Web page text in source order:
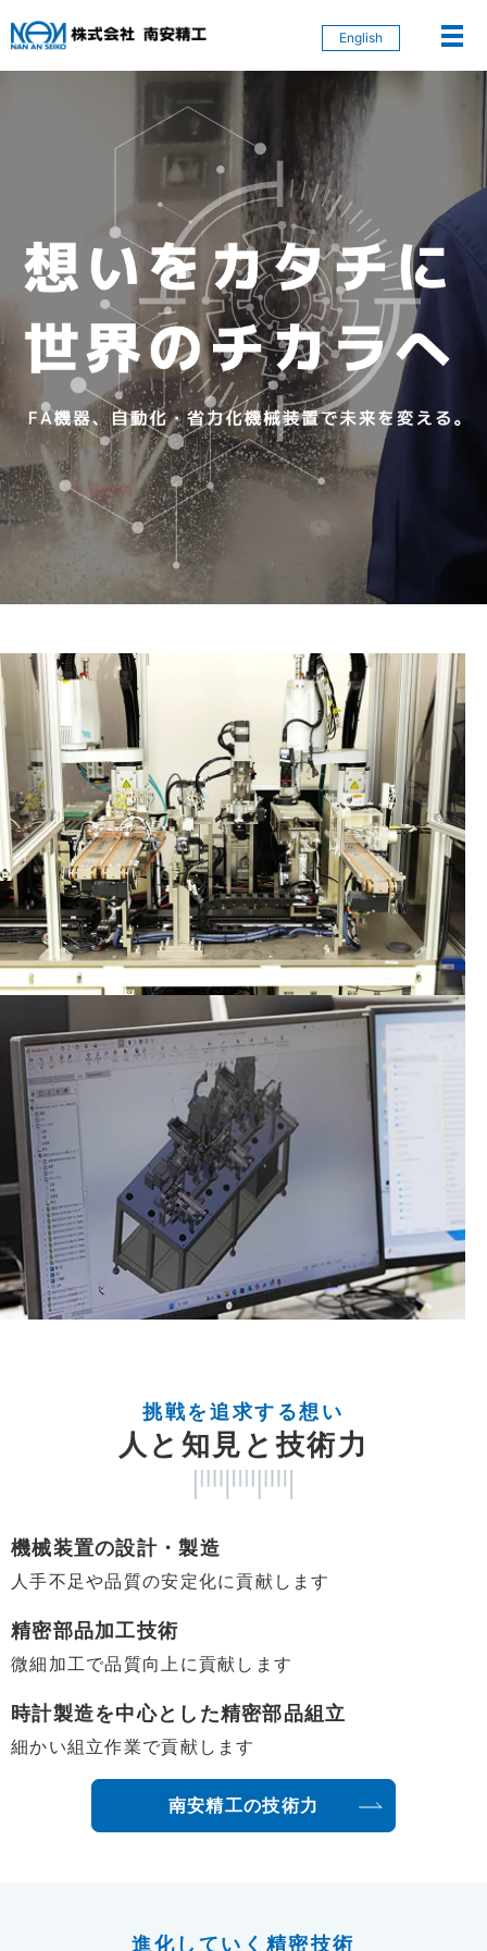
English
挑戦を追求する想い
人と知見と技術力
機械装置の設計・製造
人手不足や品質の安定化に貢献します
精密部品加工技術
微細加工で品質向上に貢献します
時計製造を中心とした精密部品組立
細かい組立作業で貢献します
南安精工の技術力
進化していく精密技術